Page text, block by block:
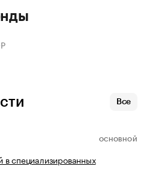
Все
ОСНОВНОЙ
в специализированных